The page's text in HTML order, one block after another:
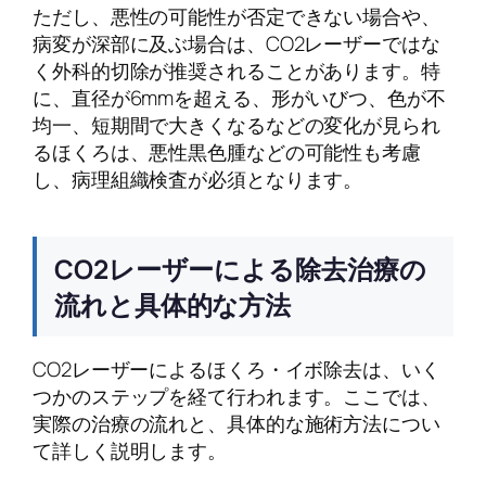
ただし、悪性の可能性が否定できない場合や、
病変が深部に及ぶ場合は、CO2レーザーではな
く外科的切除が推奨されることがあります。特
に、直径が6mmを超える、形がいびつ、色が不
均一、短期間で大きくなるなどの変化が見られ
るほくろは、悪性黒色腫などの可能性も考慮
し、病理組織検査が必須となります。
CO2レーザーによる除去治療の
流れと具体的な方法
CO2レーザーによるほくろ・イボ除去は、いく
つかのステップを経て行われます。ここでは、
実際の治療の流れと、具体的な施術方法につい
て詳しく説明します。